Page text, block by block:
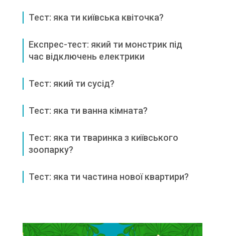
Тест: яка ти київська квіточка?
Експрес-тест: який ти монстрик під
час відключень електрики
Тест: який ти сусід?
Тест: яка ти ванна кімната?
Тест: яка ти тваринка з київського
зоопарку?
Тест: яка ти частина нової квартири?